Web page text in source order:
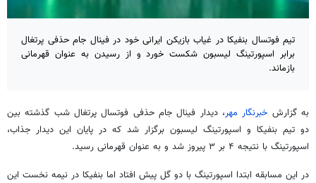
تیم فوتسال بنفیکا در غیاب بازیکن ایرانی خود در فینال جام حذفی پرتغال
برابر اسپورتینگ لیسبون شکست خورد و از رسیدن به عنوان قهرمانی
بازماند.
به گزارش خبرنگار مهر، دیدار فینال جام حذفی فوتسال پرتغال شب گذشته بین
دو تیم بنفیکا و اسپورتینگ لیسبون برگزار شد که در پایان این دیدار جذاب،
اسپورتینگ با نتیجه ۴ بر ۳ پیروز شد و به عنوان قهرمانی رسید.
در این مسابقه ابتدا اسپورتینگ با دو گل پیش افتاد اما بنفیکا در نیمه نخست این